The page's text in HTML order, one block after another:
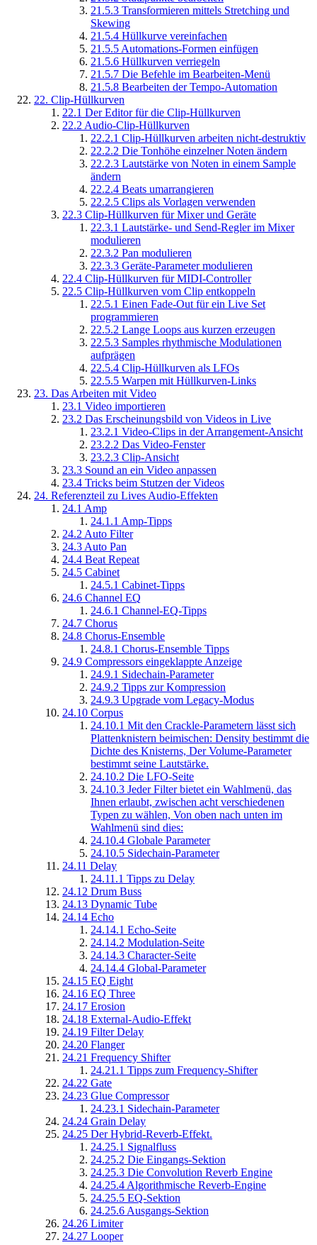
21.5.3 Transformieren mittels Stretching und
Skewing
21.5.4 Hüllkurve vereinfachen
21.5.5 Automations-Formen einfügen
21.5.6 Hüllkurven verriegeln
21.5.7 Die Befehle im Bearbeiten-Menü
21.5.8 Bearbeiten der Tempo-Automation
22. Clip-Hüllkurven
22.1 Der Editor für die Clip-Hüllkurven
22.2 Audio-Clip-Hüllkurven
22.2.1 Clip-Hüllkurven arbeiten nicht-destruktiv
22.2.2 Die Tonhöhe einzelner Noten ändern
22.2.3 Lautstärke von Noten in einem Sample
ändern
22.2.4 Beats umarrangieren
22.2.5 Clips als Vorlagen verwenden
22.3 Clip-Hüllkurven für Mixer und Geräte
22.3.1 Lautstärke- und Send-Regler im Mixer
modulieren
22.3.2 Pan modulieren
22.3.3 Geräte-Parameter modulieren
22.4 Clip-Hüllkurven für MIDI-Controller
22.5 Clip-Hüllkurven vom Clip entkoppeln
22.5.1 Einen Fade-Out für ein Live Set
programmieren
22.5.2 Lange Loops aus kurzen erzeugen
22.5.3 Samples rhythmische Modulationen
aufprägen
22.5.4 Clip-Hüllkurven als LFOs
22.5.5 Warpen mit Hüllkurven-Links
23. Das Arbeiten mit Video
23.1 Video importieren
23.2 Das Erscheinungsbild von Videos in Live
23.2.1 Video-Clips in der Arrangement-Ansicht
23.2.2 Das Video-Fenster
23.2.3 Clip-Ansicht
23.3 Sound an ein Video anpassen
23.4 Tricks beim Stutzen der Videos
24. Referenzteil zu Lives Audio-Effekten
24.1 Amp
24.1.1 Amp-Tipps
24.2 Auto Filter
24.3 Auto Pan
24.4 Beat Repeat
24.5 Cabinet
24.5.1 Cabinet-Tipps
24.6 Channel EQ
24.6.1 Channel-EQ-Tipps
24.7 Chorus
24.8 Chorus-Ensemble
24.8.1 Chorus-Ensemble Tipps
24.9 Compressors eingeklappte Anzeige
24.9.1 Sidechain-Parameter
24.9.2 Tipps zur Kompression
24.9.3 Upgrade vom Legacy-Modus
24.10 Corpus
24.10.1 Mit den Crackle-Parametern lässt sich
Plattenknistern beimischen: Density bestimmt die
Dichte des Knisterns, Der Volume-Parameter
bestimmt seine Lautstärke.
24.10.2 Die LFO-Seite
24.10.3 Jeder Filter bietet ein Wahlmenü, das
Ihnen erlaubt, zwischen acht verschiedenen
Typen zu wählen, Von oben nach unten im
Wahlmenü sind dies:
24.10.4 Globale Parameter
24.10.5 Sidechain-Parameter
24.11 Delay
24.11.1 Tipps zu Delay
24.12 Drum Buss
24.13 Dynamic Tube
24.14 Echo
24.14.1 Echo-Seite
24.14.2 Modulation-Seite
24.14.3 Character-Seite
24.14.4 Global-Parameter
24.15 EQ Eight
24.16 EQ Three
24.17 Erosion
24.18 External-Audio-Effekt
24.19 Filter Delay
24.20 Flanger
24.21 Frequency Shifter
24.21.1 Tipps zum Frequency-Shifter
24.22 Gate
24.23 Glue Compressor
24.23.1 Sidechain-Parameter
24.24 Grain Delay
24.25 Der Hybrid-Reverb-Effekt.
24.25.1 Signalfluss
24.25.2 Die Eingangs-Sektion
24.25.3 Die Convolution Reverb Engine
24.25.4 Algorithmische Reverb-Engine
24.25.5 EQ-Sektion
24.25.6 Ausgangs-Sektion
24.26 Limiter
24.27 Looper